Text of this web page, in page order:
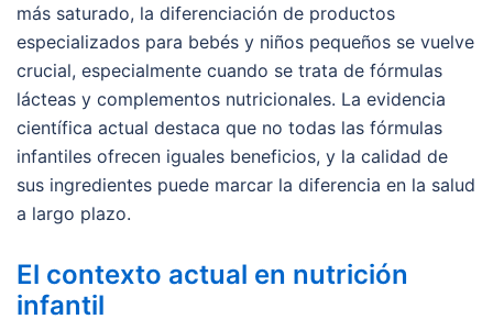
más saturado, la diferenciación de productos
especializados para bebés y niños pequeños se vuelve
crucial, especialmente cuando se trata de fórmulas
lácteas y complementos nutricionales. La evidencia
científica actual destaca que no todas las fórmulas
infantiles ofrecen iguales beneficios, y la calidad de
sus ingredientes puede marcar la diferencia en la salud
a largo plazo.
El contexto actual en nutrición
infantil